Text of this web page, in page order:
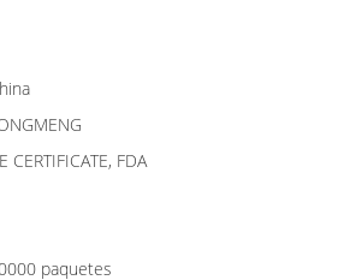
CERTIFICATE, FDA
paquetes